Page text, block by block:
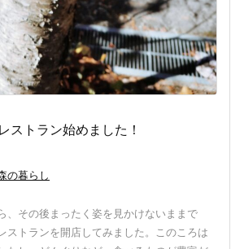
ストラン始めました！
の暮らし
、その後まったく姿を見かけないままで
ストランを開店してみました。このころは